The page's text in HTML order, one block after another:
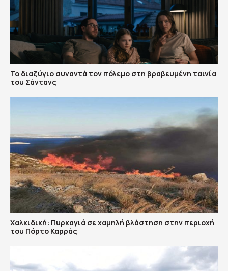
Το διαζύγιο συναντά τον πόλεμο στη βραβευμένη ταινία
του Σάντανς
Χαλκιδική: Πυρκαγιά σε χαμηλή βλάστηση στην περιοχή
του Πόρτο Καρράς